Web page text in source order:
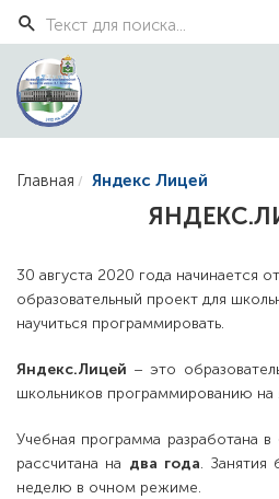
Главная Яндекс Лицей
30 августа 2020 года начинается
образовательный проект для
научиться программировать.
Яндекс.Лицей – это
школьников программированию на
Учебная программа разработана
рассчитана на два года. Занятия
неделю в очном режиме.